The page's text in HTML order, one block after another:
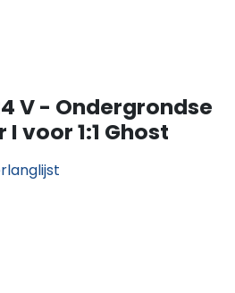
V - Ondergrondse
voor 1:1 Ghost